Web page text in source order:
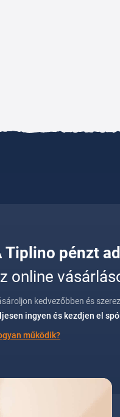
Tiplino pénzt
online
kedvezőbben és
ingyen és kezdjen el
működik?